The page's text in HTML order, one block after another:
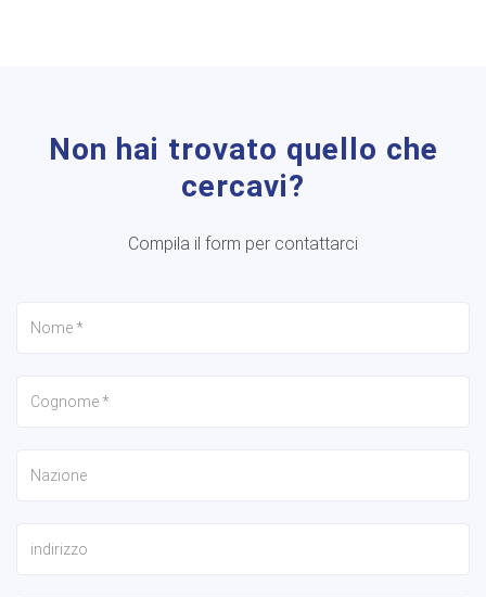
Non hai trovato quello che
cercavi?
Compila il form per contattarci